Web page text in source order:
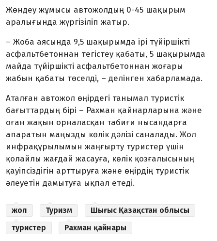
Жөндеу жұмысы автожолдың 0-45 шақырым
аралығында жүргізіліп жатыр.
– Жоба аясында 9,5 шақырымда ірі түйіршікті
асфальтбетоннан тегістеу қабаты, 5 шақырымда
майда түйіршікті асфальтбетоннан жоғары
жабын қабаты төселді, – делінген хабарламада.
Аталған автожол өңірдегі танымал туристік
бағыттардың бірі – Рахман қайнарларына және
оған жақын орналасқан табиғи нысандарға
апаратын маңызды көлік дәлізі саналады. Жол
инфрақұрылымын жаңғырту туристер үшін
қолайлы жағдай жасауға, көлік қозғалысының
қауіпсіздігін арттыруға және өңірдің туристік
әлеуетін дамытуға ықпал етеді.
жол Туризм
Шығыс Қазақстан облысы
туристер
Рахман қайнары